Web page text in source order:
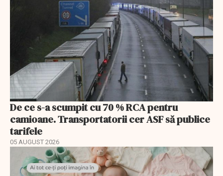
De ce s-a scumpit cu 70 % RCA pentru
camioane. Transportatorii cer ASF să publice
tarifele
05 AUGUST 2026